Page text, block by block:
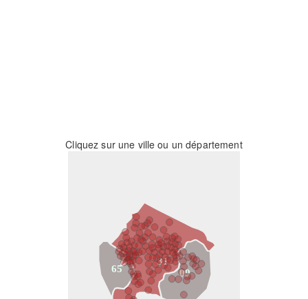
Cliquez sur une ville ou un département
31
09
65